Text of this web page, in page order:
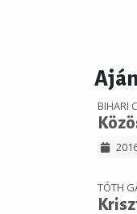
BIHARI
TÓTH